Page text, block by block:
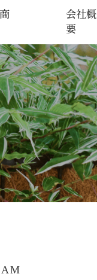
会社概
要